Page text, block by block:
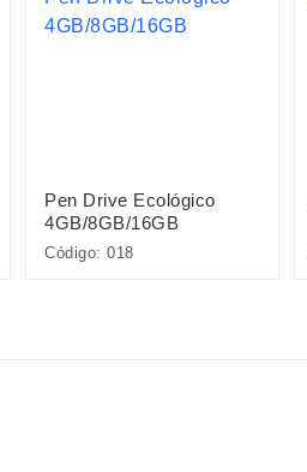
Pen Drive Ecológico
4GB/8GB/16GB
Código: 018